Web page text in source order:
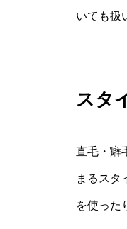
いても扱
スタ
直毛・癖
まるスタ
を使った